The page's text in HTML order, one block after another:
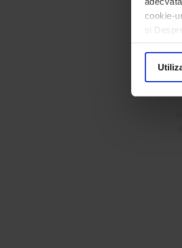
cookie-
și